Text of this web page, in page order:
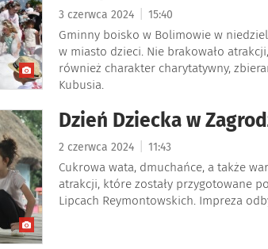
3 czerwca 2024 15:40
Gminny boisko w Bolimowie w
w miasto dzieci. Nie brakowało
również charakter charytatywny,
Kubusia.
Dzień Dziecka w
2 czerwca 2024 11:43
Cukrowa wata, dmuchańce, a także
atrakcji, które zostały przygotowane
Lipcach Reymontowskich. Impreza